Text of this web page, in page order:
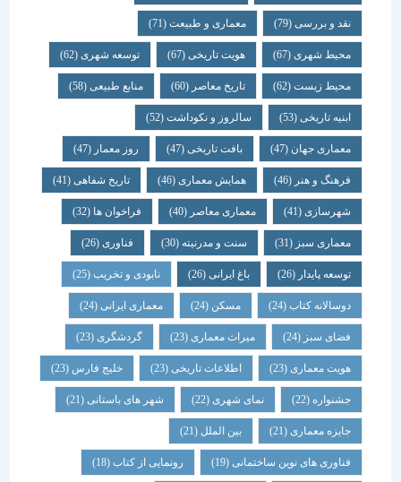
نقد و بررسی (79) معماری و طبیعت (71)
محیط شهری(67) هویت تاریخی(67) توسعه شهری(62)
محیط زیست(62) تاریخ معاصر(60) منابع طبیعی(58)
ابنیه تاریخی(53) سالروز و نکوداشت(52)
معماری جهان (47) بافت تاریخی(47) روز معمار(47)
فرهنگ و هنر(46) همایش معماری (46) تاریخ شفاهی (41)
شهرسازی(41) معماری معاصر(40) فراخوان ها (32)
معماری سبز(31) سنت و مدرنیته(30) فناوری (26)
توسعه پایدار(26) باغ ایرانی(26) نابودی و تخریب(25)
دوسالانه کتاب(24) مسکن (24) معماری ایرانی(24)
فضای سبز(24) میراث معماری (23) گردشگری (23)
هویت معماری (23) اطلاعات تاریخی(23) خلیج فارس(23)
جشنواره(22) نمای شهری(22) شهر های باستانی (21)
جایزه معماری (21) بین الملل(21)
فناوری های نوین ساختمانی(19) رونمایی از کتاب (18)